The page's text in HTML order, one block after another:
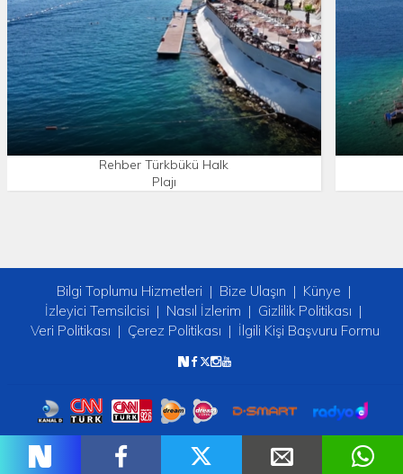
Rehber Türkbükü Halk
Plajı
Bilgi Toplumu Hizmetleri Bize Ulaşın
Künye
İzleyici Temsilcisi
Nasıl İzlerim
Gizlilik Politikası
Veri Politikası
Çerez Politikası İlgili Kişi Başvuru Formu